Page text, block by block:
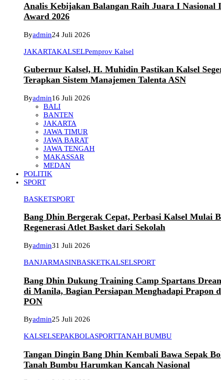
Analis Kebijakan Balangan Raih Juara I Nasional
Award 2026
Byadmin24 Juli 2026
JAKARTAKALSELPemprov Kalsel
Gubernur Kalsel, H. Muhidin Pastikan Kalsel
Terapkan Sistem Manajemen Talenta ASN
Byadmin16 Juli 2026
BALI
BANTEN
JAKARTA
JAWA TIMUR
JAWA BARAT
JAWA TENGAH
MAKASSAR
MEDAN
POLITIK
SPORT
BASKETSPORT
Bang Dhin Bergerak Cepat, Perbasi Kalsel Mulai
Regenerasi Atlet Basket dari Sekolah
Byadmin31 Juli 2026
BANJARMASINBASKETKALSELSPORT
Bang Dhin Dukung Training Camp Spartans
di Manila, Bagian Persiapan Menghadapi Prapon
PON
Byadmin25 Juli 2026
KALSELSEPAKBOLASPORTTANAH BUMBU
Tangan Dingin Bang Dhin Kembali Bawa Sepak
Tanah Bumbu Harumkan Kancah Nasional